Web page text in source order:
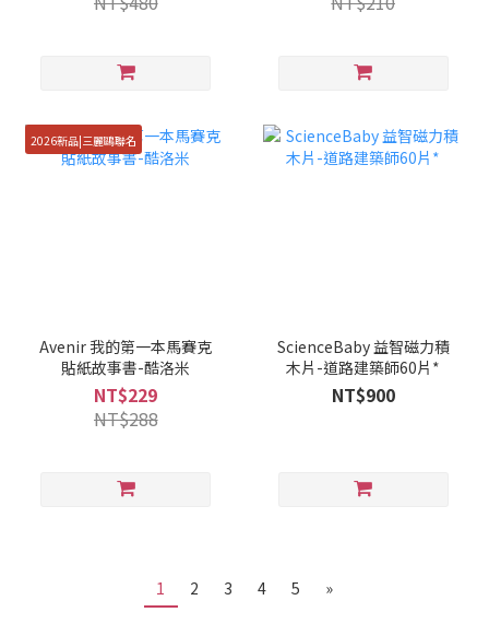
2026新品|三麗鷗聯名
Avenir 我的第一本馬賽克
貼紙故事書-酷洛米
NT$229
NT$288
ScienceBaby 益智磁力積
木片-道路建築師60片*
NT$900
1 2 3 4 5 »